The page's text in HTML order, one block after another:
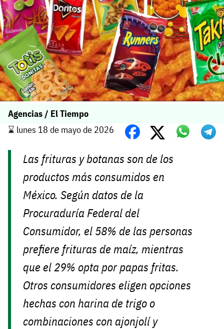
Agencias / El Tiempo
⌛️ lunes 18 de mayo de 2026
Las frituras y botanas son de los
productos más consumidos en
México. Según datos de la
Procuraduría Federal del
Consumidor, el 58% de las personas
prefiere frituras de maíz, mientras
que el 29% opta por papas fritas.
Otros consumidores eligen opciones
hechas con harina de trigo o
combinaciones con ajonjolí y